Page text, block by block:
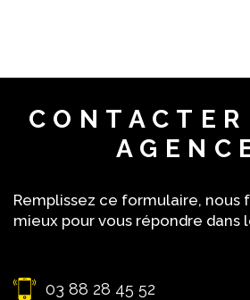
CONTACTER
Remplissez ce formulaire, nous
mieux pour vous répondre dans
03 88 28 45 52